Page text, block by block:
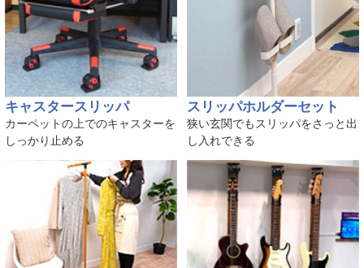
キャスタースリッパ
カーペットの上でのキャスターを
しっかり止める
スリッパホルダーセット
狭い玄関でもスリッパをさっと出
し入れできる